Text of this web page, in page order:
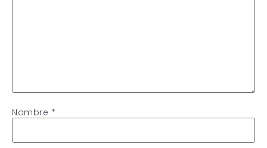
Nombre *